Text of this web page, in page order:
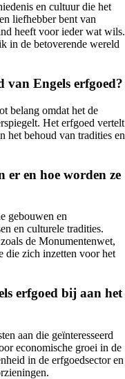
en cultuur die het
liefhebber bent van
heeft voor ieder wat wils.
in de betoverende wereld
van Engels erfgoed?
belang omdat het de
Het erfgoed vertelt
het behoud van tradities en
er en hoe worden ze
gebouwen en
en culturele tradities.
de Monumentenwet,
die zich inzetten voor het
erfgoed bij aan het
aan die geïnteresseerd
economische groei in de
in de erfgoedsector en